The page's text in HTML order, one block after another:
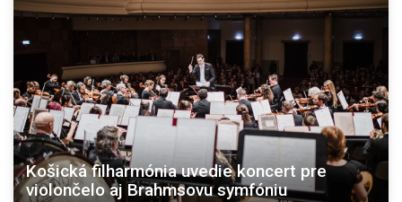
Košická filharmónia uvedie koncert pre
violončelo aj Brahmsovu symfóniu